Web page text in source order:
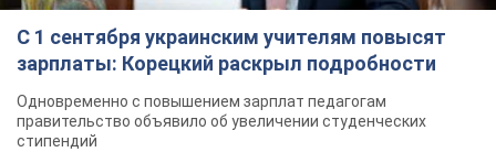
С 1 сентября украинским учителям повысят
зарплаты: Корецкий раскрыл подробности
Одновременно с повышением зарплат педагогам
правительство объявило об увеличении студенческих
стипендий